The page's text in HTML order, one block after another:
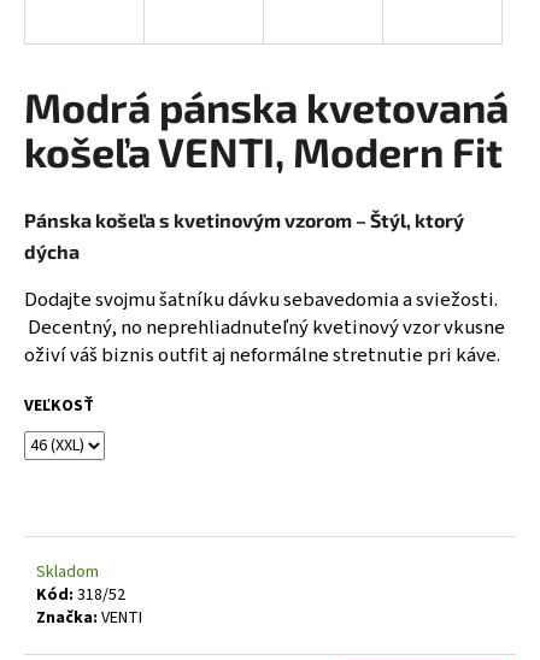
Modrá pánska kvetovaná
košeľa VENTI, Modern Fit
Pánska košeľa s kvetinovým vzorom – Štýl, ktorý
dýcha
Dodajte svojmu šatníku dávku sebavedomia a sviežosti.
Decentný, no neprehliadnuteľný kvetinový vzor vkusne
oživí váš biznis outfit aj neformálne stretnutie pri káve.
VEĽKOSŤ
Skladom
Kód: 318/52
Značka: VENTI
s
ť
?
d
p
o
č
a
m